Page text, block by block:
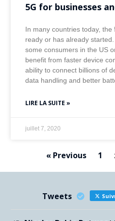
5G for businesses
In many countries today, the
ready or has already
some consumers in the US
benefit from faster device
ability to connect billions of
data handling and better
LIRE LA SUITE »
juillet 7, 2020
« Previous 1
Tweets